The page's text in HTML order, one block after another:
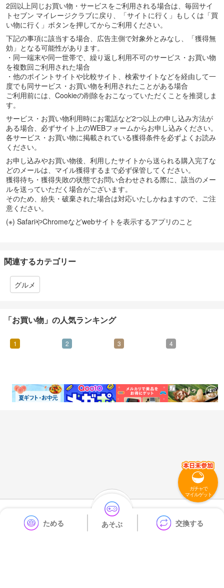
2回以上同じお買い物・サービスをご利用される場合は、毎回サイ
トセブン マイレージクラブに戻り、「サイトに行く」もしくは「買
い物に行く」ボタンを押してからご利用ください。
下記の事項に該当する場合、広告主側で対象外とみなし、「獲得無
効」となる可能性があります。
・同一端末や同一世帯で、繰り返し利用不可のサービス・お買い物
を複数回ご利用された場合
・他のポイントサイトや比較サイト、検索サイトなどを経由して一
度でも同サービス・お買い物を利用されたことがある場合
ご利用前には、Cookieの削除をおこなっていただくことを推奨しま
す。
サービス・お買い物利用時にお電話など2つ以上の申し込み方法が
ある場合、必ずサイト上のWEBフォームからお申し込みください。
各サービス・お買い物に掲載されている獲得条件を必ずよくお読み
ください。
お申し込みやお買い物後、利用したサイトから送られる購入完了な
どのメールは、マイル獲得するまで必ず保管してください。
獲得待ち・獲得失敗の状態でお問い合わせされる際に、該当のメー
ルを送っていただく場合がございます。
そのため、紛失・破棄された場合は対応いたしかねますので、ご注
意ください。
(※) SafariやChromeなどwebサイトを表示するアプリのこと
関連するカテゴリー
グルメ
「お買い物」の人気ランキング
1
0.46%還元
2
0.95%還元
3
0.07%還元
4
4.25%還元
プライバシーポリシー
運営会社
よくある質問
お問い合わせ
ガチャで
マイルゲット
ためる あそぶ 交換する